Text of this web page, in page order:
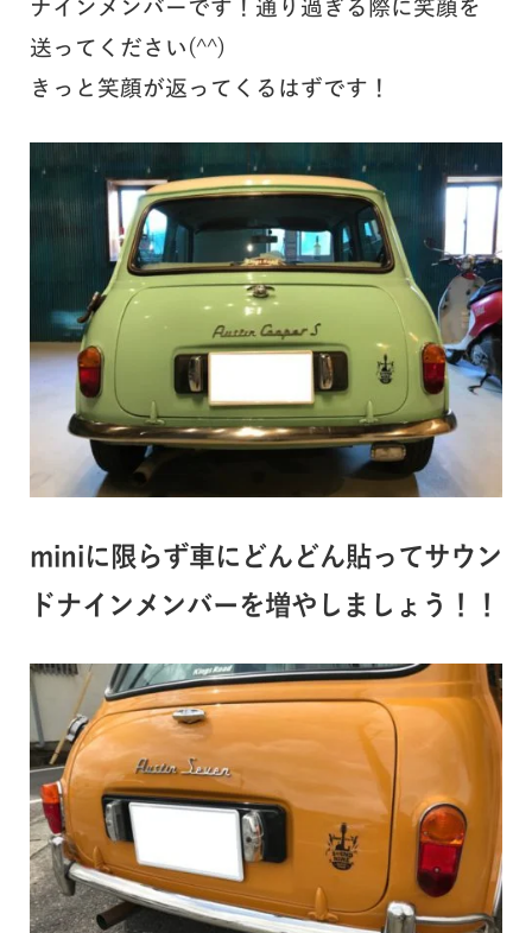
ナインメンバーです！通り過ぎる際に笑顔を
送ってください(^^)
きっと笑顔が返ってくるはずです！
miniに限らず車にどんどん貼ってサウン
ドナインメンバーを増やしましょう！！